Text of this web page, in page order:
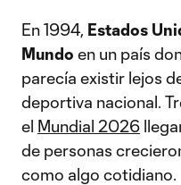
En 1994, Estados
Mundo en un país
parecía existir lejos
deportiva nacional.
el Mundial 2026
de personas
como algo cotidiano.